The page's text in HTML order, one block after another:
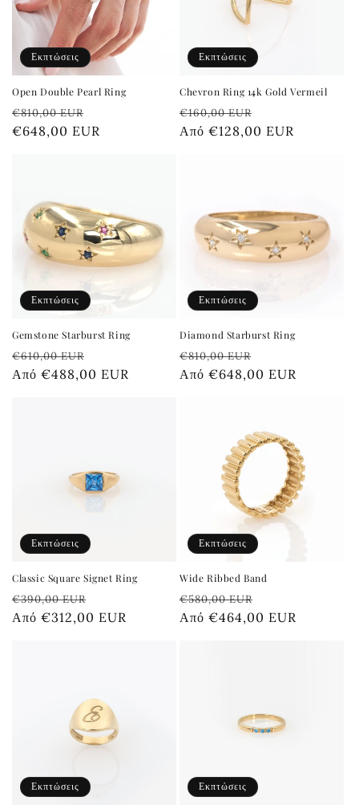
Εκπτώσεις
Open Double Pearl Ring
Κανονική
τιμή
€810,00 EUR
έκπτωσης
€648,00 EUR
Εκπτώσεις
Chevron Ring 14k Gold Vermeil
Κανονική
τιμή
€160,00 EUR
έκπτωσης
Από €128,00 EUR
Εκπτώσεις
Gemstone Starburst Ring
Κανονική
τιμή
€610,00 EUR
έκπτωσης
Από €488,00 EUR
Εκπτώσεις
Diamond Starburst Ring
Κανονική
τιμή
€810,00 EUR
έκπτωσης
Από €648,00 EUR
Εκπτώσεις
Classic Square Signet Ring
Κανονική
τιμή
€390,00 EUR
έκπτωσης
Από €312,00 EUR
Εκπτώσεις
Wide Ribbed Band
Κανονική
τιμή
€580,00 EUR
έκπτωσης
Από €464,00 EUR
Εκπτώσεις Εκπτώσεις